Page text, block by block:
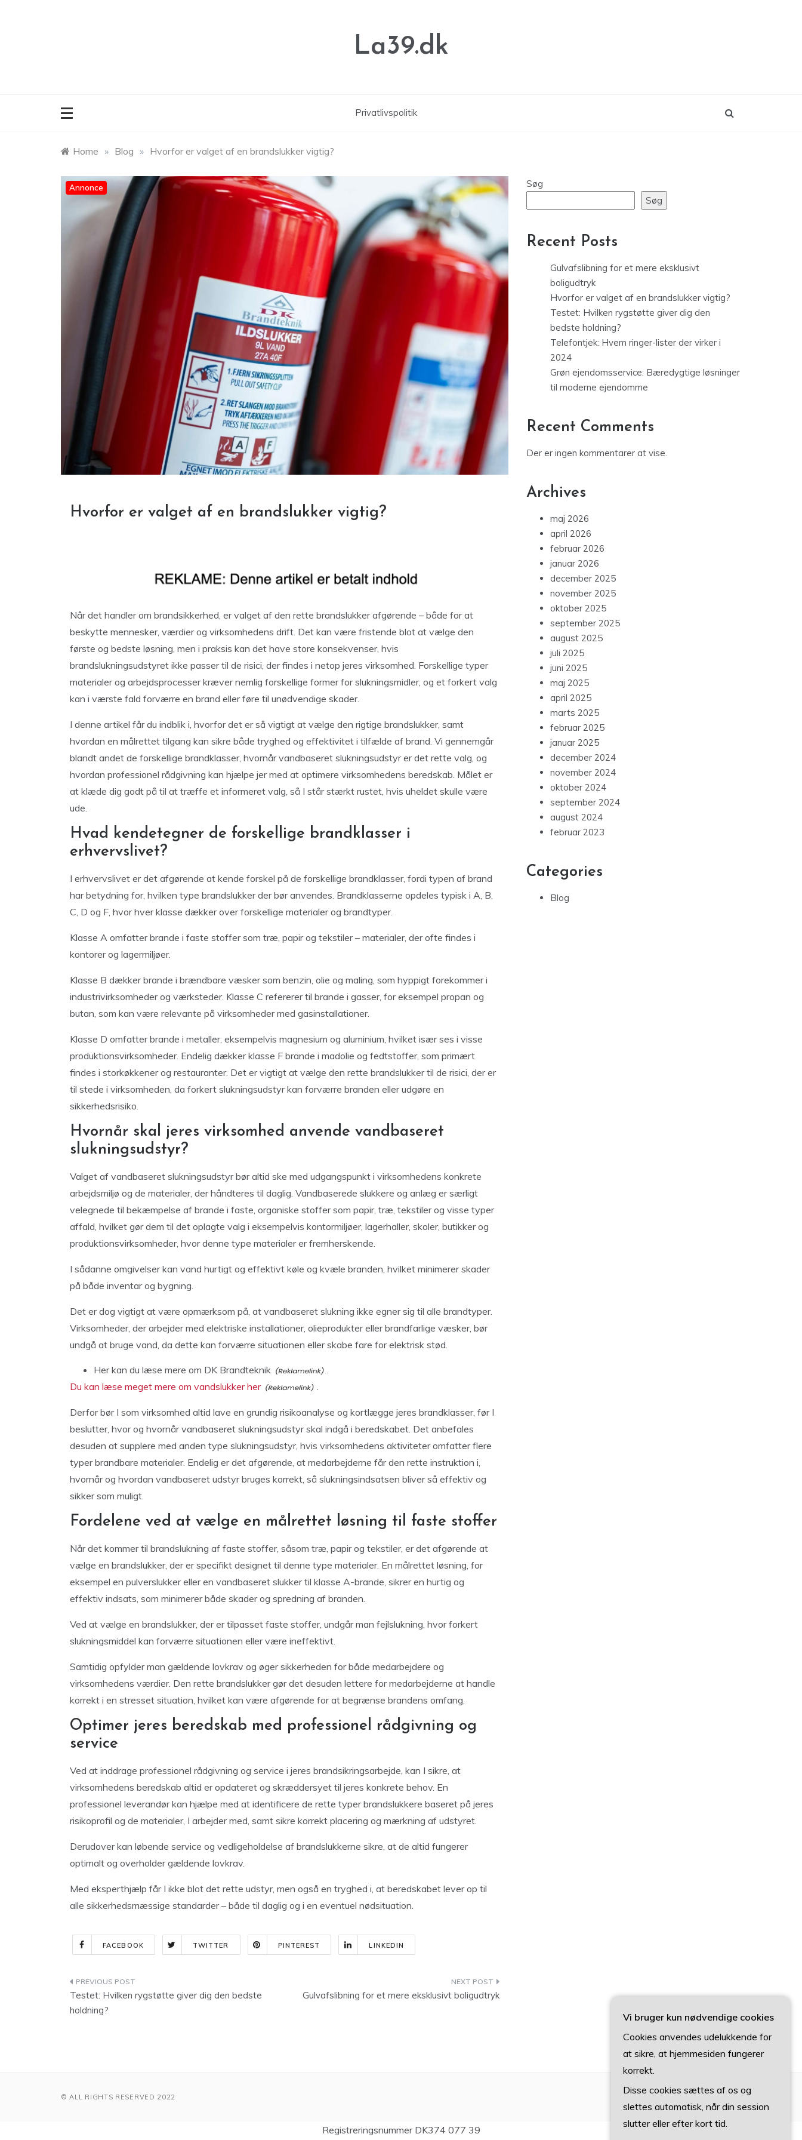
La39.dk
Privatlivspolitik
Home » Blog » Hvorfor er valget af en brandslukker vigtig?
Annonce
Hvorfor er valget af en brandslukker vigtig?
Når det handler om brandsikkerhed, er valget af den rette brandslukker afgørende – både for at
beskytte mennesker, værdier og virksomhedens drift. Det kan være fristende blot at vælge den
første og bedste løsning, men i praksis kan det have store konsekvenser, hvis
brandslukningsudstyret ikke passer til de risici, der findes i netop jeres virksomhed. Forskellige typer
materialer og arbejdsprocesser kræver nemlig forskellige former for slukningsmidler, og et forkert valg
kan i værste fald forværre en brand eller føre til unødvendige skader.
I denne artikel får du indblik i, hvorfor det er så vigtigt at vælge den rigtige brandslukker, samt
hvordan en målrettet tilgang kan sikre både tryghed og effektivitet i tilfælde af brand. Vi gennemgår
blandt andet de forskellige brandklasser, hvornår vandbaseret slukningsudstyr er det rette valg, og
hvordan professionel rådgivning kan hjælpe jer med at optimere virksomhedens beredskab. Målet er
at klæde dig godt på til at træffe et informeret valg, så I står stærkt rustet, hvis uheldet skulle være
ude.
Hvad kendetegner de forskellige brandklasser i
erhvervslivet?
I erhvervslivet er det afgørende at kende forskel på de forskellige brandklasser, fordi typen af brand
har betydning for, hvilken type brandslukker der bør anvendes. Brandklasserne opdeles typisk i A, B,
C, D og F, hvor hver klasse dækker over forskellige materialer og brandtyper.
Klasse A omfatter brande i faste stoffer som træ, papir og tekstiler – materialer, der ofte findes i
kontorer og lagermiljøer.
Klasse B dækker brande i brændbare væsker som benzin, olie og maling, som hyppigt forekommer i
industrivirksomheder og værksteder. Klasse C refererer til brande i gasser, for eksempel propan og
butan, som kan være relevante på virksomheder med gasinstallationer.
Klasse D omfatter brande i metaller, eksempelvis magnesium og aluminium, hvilket især ses i visse
produktionsvirksomheder. Endelig dækker klasse F brande i madolie og fedtstoffer, som primært
findes i storkøkkener og restauranter. Det er vigtigt at vælge den rette brandslukker til de risici, der er
til stede i virksomheden, da forkert slukningsudstyr kan forværre branden eller udgøre en
sikkerhedsrisiko.
Hvornår skal jeres virksomhed anvende vandbaseret
slukningsudstyr?
Valget af vandbaseret slukningsudstyr bør altid ske med udgangspunkt i virksomhedens konkrete
arbejdsmiljø og de materialer, der håndteres til daglig. Vandbaserede slukkere og anlæg er særligt
velegnede til bekæmpelse af brande i faste, organiske stoffer som papir, træ, tekstiler og visse typer
affald, hvilket gør dem til det oplagte valg i eksempelvis kontormiljøer, lagerhaller, skoler, butikker og
produktionsvirksomheder, hvor denne type materialer er fremherskende.
I sådanne omgivelser kan vand hurtigt og effektivt køle og kvæle branden, hvilket minimerer skader
på både inventar og bygning.
Det er dog vigtigt at være opmærksom på, at vandbaseret slukning ikke egner sig til alle brandtyper.
Virksomheder, der arbejder med elektriske installationer, olieprodukter eller brandfarlige væsker, bør
undgå at bruge vand, da dette kan forværre situationen eller skabe fare for elektrisk stød.
Her kan du læse mere om DK Brandteknik
.
Du kan læse meget mere om vandslukker her
.
Derfor bør I som virksomhed altid lave en grundig risikoanalyse og kortlægge jeres brandklasser, før I
beslutter, hvor og hvornår vandbaseret slukningsudstyr skal indgå i beredskabet. Det anbefales
desuden at supplere med anden type slukningsudstyr, hvis virksomhedens aktiviteter omfatter flere
typer brandbare materialer. Endelig er det afgørende, at medarbejderne får den rette instruktion i,
hvornår og hvordan vandbaseret udstyr bruges korrekt, så slukningsindsatsen bliver så effektiv og
sikker som muligt.
Fordelene ved at vælge en målrettet løsning til faste stoffer
Når det kommer til brandslukning af faste stoffer, såsom træ, papir og tekstiler, er det afgørende at
vælge en brandslukker, der er specifikt designet til denne type materialer. En målrettet løsning, for
eksempel en pulverslukker eller en vandbaseret slukker til klasse A-brande, sikrer en hurtig og
effektiv indsats, som minimerer både skader og spredning af branden.
Ved at vælge en brandslukker, der er tilpasset faste stoffer, undgår man fejlslukning, hvor forkert
slukningsmiddel kan forværre situationen eller være ineffektivt.
Samtidig opfylder man gældende lovkrav og øger sikkerheden for både medarbejdere og
virksomhedens værdier. Den rette brandslukker gør det desuden lettere for medarbejderne at handle
korrekt i en stresset situation, hvilket kan være afgørende for at begrænse brandens omfang.
Optimer jeres beredskab med professionel rådgivning og
service
Ved at inddrage professionel rådgivning og service i jeres brandsikringsarbejde, kan I sikre, at
virksomhedens beredskab altid er opdateret og skræddersyet til jeres konkrete behov. En
professionel leverandør kan hjælpe med at identificere de rette typer brandslukkere baseret på jeres
risikoprofil og de materialer, I arbejder med, samt sikre korrekt placering og mærkning af udstyret.
Derudover kan løbende service og vedligeholdelse af brandslukkerne sikre, at de altid fungerer
optimalt og overholder gældende lovkrav.
Med eksperthjælp får I ikke blot det rette udstyr, men også en tryghed i, at beredskabet lever op til
alle sikkerhedsmæssige standarder – både til daglig og i en eventuel nødsituation.
FACEBOOK TWITTER PINTEREST LINKEDIN
Indlægsnavigation
Testet: Hvilken rygstøtte giver dig den bedste
holdning?
Gulvafslibning for et mere eksklusivt boligudtryk
Søg
Søg
Recent Posts
Gulvafslibning for et mere eksklusivt
boligudtryk
Hvorfor er valget af en brandslukker vigtig?
Testet: Hvilken rygstøtte giver dig den
bedste holdning?
Telefontjek: Hvem ringer-lister der virker i
2024
Grøn ejendomsservice: Bæredygtige løsninger
til moderne ejendomme
Recent Comments
Der er ingen kommentarer at vise.
Archives
maj 2026
april 2026
februar 2026
januar 2026
december 2025
november 2025
oktober 2025
september 2025
august 2025
juli 2025
juni 2025
maj 2025
april 2025
marts 2025
februar 2025
januar 2025
december 2024
november 2024
oktober 2024
september 2024
august 2024
februar 2023
Categories
Blog
© ALL RIGHTS RESERVED 2022
Registreringsnummer DK374 077 39
Vi bruger kun nødvendige cookies
Cookies anvendes udelukkende for
at sikre, at hjemmesiden fungerer
korrekt.
Disse cookies sættes af os og
slettes automatisk, når din session
slutter eller efter kort tid.